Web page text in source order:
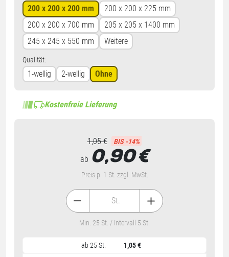
200 x 200 x 200 mm
200 x 200 x 225 mm
200 x 200 x 700 mm
205 x 205 x 1400 mm
245 x 245 x 550 mm
Weitere
Qualität:
1-wellig 2-wellig Ohne
Kostenfreie Lieferung
1,05 € BIS -14%
ab 0,90€
Preis p. 1 St. zzgl. MwSt.
ab 25 St.
1,05 €
St.
Min. 25 St. / Intervall 5 St.